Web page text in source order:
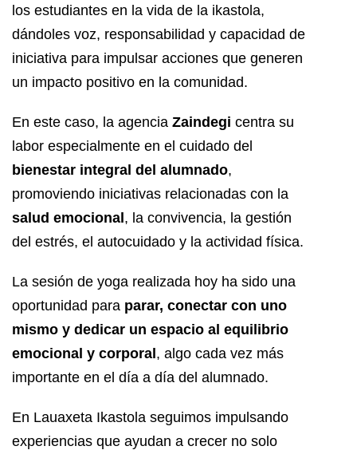
los estudiantes en la vida de la ikastola,
dándoles voz, responsabilidad y capacidad de
iniciativa para impulsar acciones que generen
un impacto positivo en la comunidad.
En este caso, la agencia Zaindegi centra su
labor especialmente en el cuidado del
bienestar integral del alumnado,
promoviendo iniciativas relacionadas con la
salud emocional, la convivencia, la gestión
del estrés, el autocuidado y la actividad física.
La sesión de yoga realizada hoy ha sido una
oportunidad para parar, conectar con uno
mismo y dedicar un espacio al equilibrio
emocional y corporal, algo cada vez más
importante en el día a día del alumnado.
En Lauaxeta Ikastola seguimos impulsando
experiencias que ayudan a crecer no solo